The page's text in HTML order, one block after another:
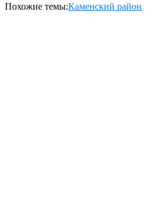
Похожие темы:Каменский район